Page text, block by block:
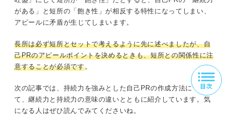
がある」と短所の「飽き性」が相反する特性になってしまい、
アピールに矛盾が生じてしまいます。
長所は必ず短所とセットで考えるように先に述べましたが、自
己PRのアピールポイントを決めるときも、短所との関係性に注
意することが必須です。
次の記事では、持続力を強みとした自己PRの作成方法につい
て、継続力と持続力の意味の違いとともに紹介しています。気
になる人はぜひ読んでみてくださいね。